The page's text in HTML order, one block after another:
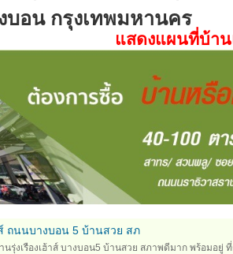
อน กรุงเทพมหานคร
แสดงแผนที่บ้า
ถนนบางบอน 5 บ้านสวย สภ
รุ่งเรืองเฮ้าส์ บางบอน5 บ้านสวย สภาพดีมาก พร้อมอยู่